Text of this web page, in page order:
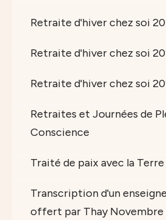
Retraite d'hiver chez soi
Retraite d'hiver chez soi
Retraite d'hiver chez soi
Retraites et Journées de
Conscience
Traité de paix avec la Terre
Transcription d'un
offert par Thay Novembre